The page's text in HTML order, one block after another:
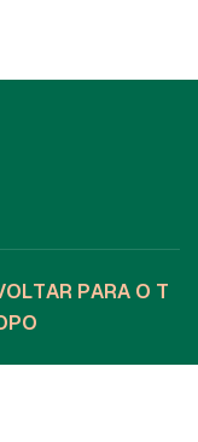
OLTAR PARA O T
PO